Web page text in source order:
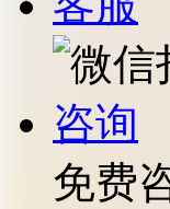
咨询
免费